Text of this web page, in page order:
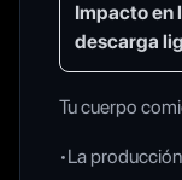
Impacto en
descarga
Tu cuerpo
•La